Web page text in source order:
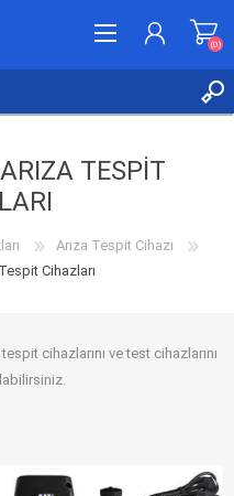
(0)
TESPIT
Arıza Tespit Cihazı
Cihazları
cihazlarını ve test cihazlarını